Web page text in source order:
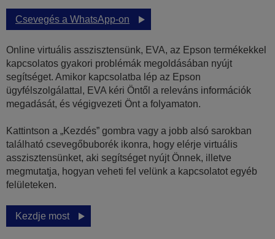
Csevegés a WhatsApp-on
Online virtuális asszisztensünk, EVA, az Epson termékekkel
kapcsolatos gyakori problémák megoldásában nyújt
segítséget. Amikor kapcsolatba lép az Epson
ügyfélszolgálattal, EVA kéri Öntől a releváns információk
megadását, és végigvezeti Önt a folyamaton.
Kattintson a „Kezdés” gombra vagy a jobb alsó sarokban
található csevegőbuborék ikonra, hogy elérje virtuális
asszisztensünket, aki segítséget nyújt Önnek, illetve
megmutatja, hogyan veheti fel velünk a kapcsolatot egyéb
felületeken.
Kezdje most